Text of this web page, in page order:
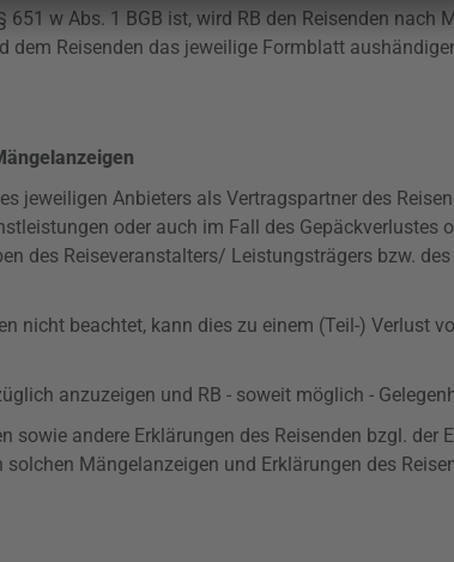
w Abs. 1 BGB ist, wird RB den Reisenden nach
Reisenden das jeweilige Formblatt
jeweiligen Anbieters als Vertragspartner des
oder auch im Fall des Gepäckverlustes
des Reiseveranstalters/ Leistungsträgers bzw.
nicht beachtet, kann dies zu einem (Teil-) Verlust
anzuzeigen und RB - soweit möglich -
sowie andere Erklärungen des Reisenden bzgl. der
Mängelanzeigen und Erklärungen des